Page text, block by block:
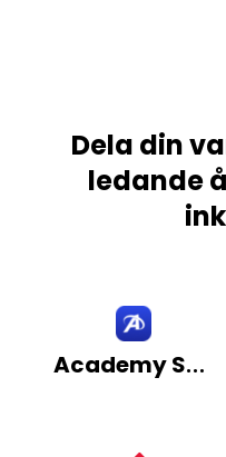
Dela din
ledande
Academy Sports